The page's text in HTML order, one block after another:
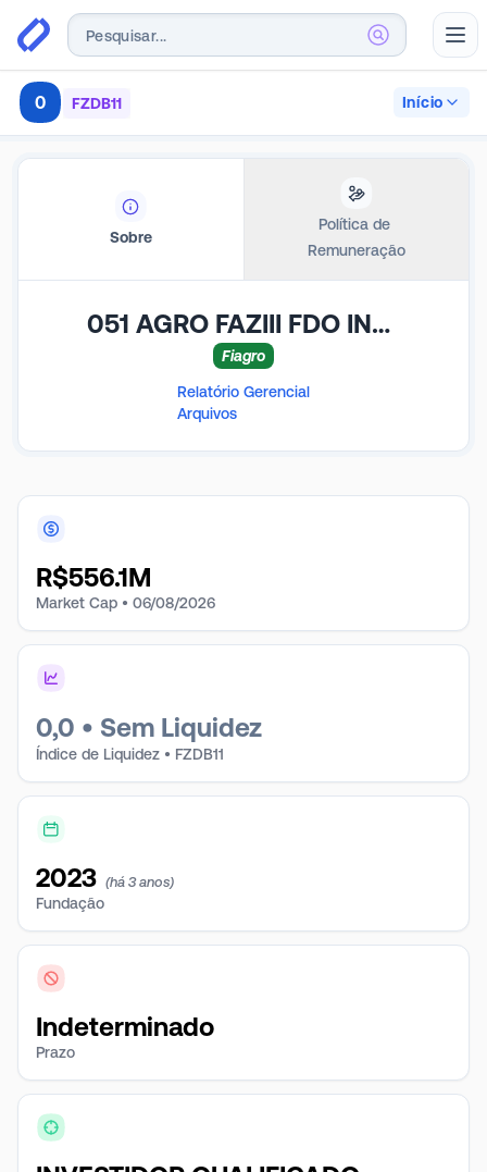
0 FZDB11 Início
Sobre
Política de
Remuneração
051 AGRO FAZIII FDO INV NAS CAD PROD AGRO - FIAGRO
Fiagro
Relatório Gerencial
Arquivos
R$556.1M
Market Cap • 06/08/2026
0,0 • Sem Liquidez
Índice de Liquidez • FZDB11
2023 (há 3 anos)
Fundação
Indeterminado
Prazo